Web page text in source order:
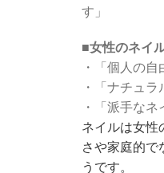
す」
■女性のネイ
・「個人の
・「ナチュ
・「派手な
ネイルは女性
さや家庭的で
うです。